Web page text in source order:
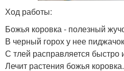
Ход работы:
Божья коровка - полезный
В черный горох у нее
С тлей расправляется быстро
Лечит растения божья коровка.